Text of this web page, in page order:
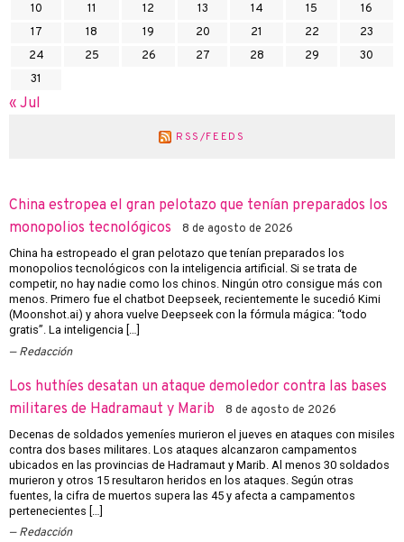
10
11 12 13 14 15
16
17
18 19 20 21 22
23
24
25 26 27 28 29
30
31
« Jul
RSS/FEEDS
China estropea el gran pelotazo que tenían preparados los
monopolios tecnológicos
8 de agosto de 2026
China ha estropeado el gran pelotazo que tenían preparados los
monopolios tecnológicos con la inteligencia artificial. Si se trata de
competir, no hay nadie como los chinos. Ningún otro consigue más con
menos. Primero fue el chatbot Deepseek, recientemente le sucedió Kimi
(Moonshot.ai) y ahora vuelve Deepseek con la fórmula mágica: “todo
gratis”. La inteligencia […]
Redacción
Los huthíes desatan un ataque demoledor contra las bases
militares de Hadramaut y Marib
8 de agosto de 2026
Decenas de soldados yemeníes murieron el jueves en ataques con misiles
contra dos bases militares. Los ataques alcanzaron campamentos
ubicados en las provincias de Hadramaut y Marib. Al menos 30 soldados
murieron y otros 15 resultaron heridos en los ataques. Según otras
fuentes, la cifra de muertos supera las 45 y afecta a campamentos
pertenecientes […]
Redacción